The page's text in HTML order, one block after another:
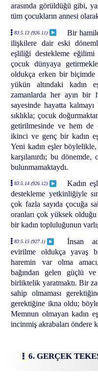
arasında görüldüğü gibi,
tüm çocukların annesi olarak
83:5.13 (926.11)
Bir
ilişkilere dair eski
eşliliği destekleme eğilimi
çocuk dünyaya
oldukça erken bir biçimde
yükün altındaki kadın
zamanlarda her ayın bir
sayesinde hayatta
sıklıkla; çocuk
getirilmesinde ve hem de
ikinci ve genç bir kadın eş
Yeni kadın eşler
karşılanırdı; bu
bulunmamaktaydı.
83:5.14 (926.12)
Kadın
destekleme yetkinliğiyle
çok fazla sayıda çocuğa
oranları çok yüksek
bir kadın topluluğunun
83:5.15 (927.1)
İnsan
evirilme oldukça yavaş
haremin var olma
bağından gelen güçlü
birliktelik yaratmaktı. Bir
sahip olmaması
gerektiğine ikna oldu;
Memnun olmayan kadın
incinmiş akrabaları öndere
6. GERÇEK